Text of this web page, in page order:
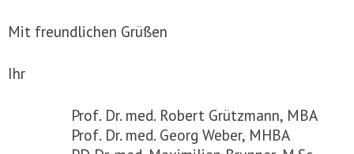
Mit freundlichen Grüßen
Ihr
Prof. Dr. med. Robert Grützmann, MBA
Prof. Dr. med. Georg Weber, MHBA